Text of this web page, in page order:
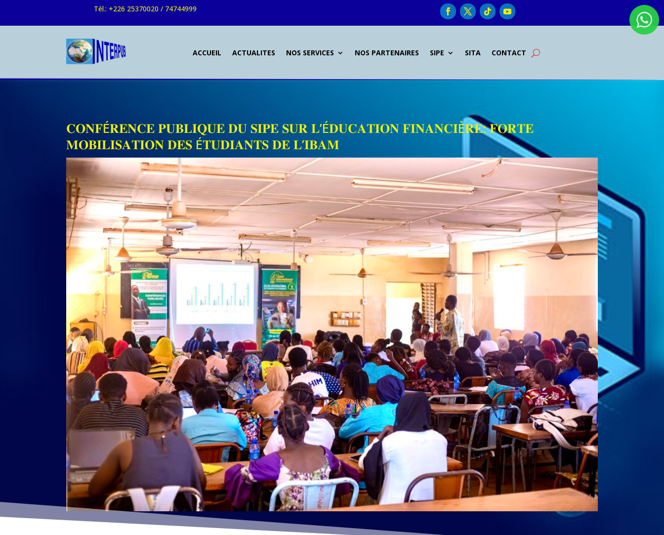
Tél.: +226 25370020 / 74744999
ACCUEIL ACTUALITES NOS SERVICES NOS PARTENAIRES SIPE SITA CONTACT
𝐂𝐎𝐍𝐅É𝐑𝐄𝐍𝐂𝐄 𝐏𝐔𝐁𝐋𝐈𝐐𝐔𝐄 𝐃𝐔 𝐒𝐈𝐏𝐄 𝐒𝐔𝐑 𝐋’É𝐃𝐔𝐂𝐀𝐓𝐈𝐎𝐍 𝐅𝐈𝐍𝐀𝐍𝐂𝐈È𝐑𝐄: 𝐅𝐎𝐑𝐓𝐄
𝐌𝐎𝐁𝐈𝐋𝐈𝐒𝐀𝐓𝐈𝐎𝐍 𝐃𝐄𝐒 É𝐓𝐔𝐃𝐈𝐀𝐍𝐓𝐒 𝐃𝐄 𝐋’𝐈𝐁𝐀𝐌